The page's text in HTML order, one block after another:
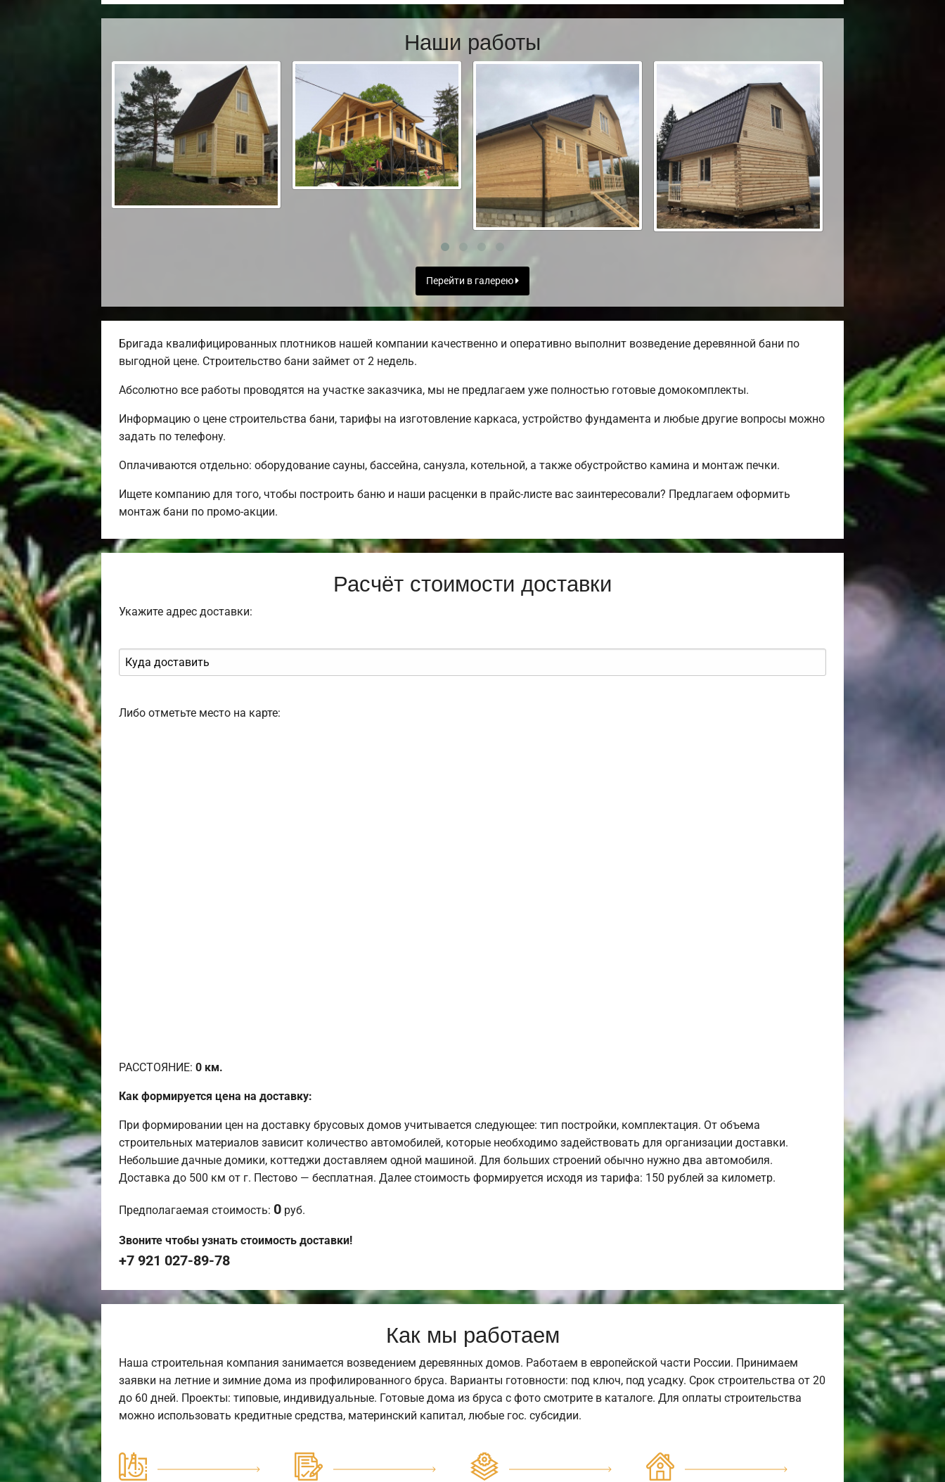
Наши работы
Перейти в галерею
Бригада квалифицированных плотников нашей компании качественно и оперативно выполнит возведение деревянной бани по
выгодной цене. Строительство бани займет от 2 недель.
Абсолютно все работы проводятся на участке заказчика, мы не предлагаем уже полностью готовые домокомплекты.
Информацию о цене строительства бани, тарифы на изготовление каркаса, устройство фундамента и любые другие вопросы можно
задать по телефону.
Оплачиваются отдельно: оборудование сауны, бассейна, санузла, котельной, а также обустройство камина и монтаж печки.
Ищете компанию для того, чтобы построить баню и наши расценки в прайс-листе вас заинтересовали? Предлагаем оформить
монтаж бани по промо-акции.
Расчёт стоимости доставки
Укажите адрес доставки:
Либо отметьте место на карте:
РАССТОЯНИЕ: 0 км.
Как формируется цена на доставку:
При формировании цен на доставку брусовых домов учитывается следующее: тип постройки, комплектация. От объема
строительных материалов зависит количество автомобилей, которые необходимо задействовать для организации доставки.
Небольшие дачные домики, коттеджи доставляем одной машиной. Для больших строений обычно нужно два автомобиля.
Доставка до 500 км от г. Пестово — бесплатная. Далее стоимость формируется исходя из тарифа: 150 рублей за километр.
Предполагаемая стоимость: 0 руб.
Звоните чтобы узнать стоимость доставки!
+7 921 027-89-78
Как мы работаем
Наша строительная компания занимается возведением деревянных домов. Работаем в европейской части России. Принимаем
заявки на летние и зимние дома из профилированного бруса. Варианты готовности: под ключ, под усадку. Срок строительства от 20
до 60 дней. Проекты: типовые, индивидуальные. Готовые дома из бруса с фото смотрите в каталоге. Для оплаты строительства
можно использовать кредитные средства, материнский капитал, любые гос. субсидии.